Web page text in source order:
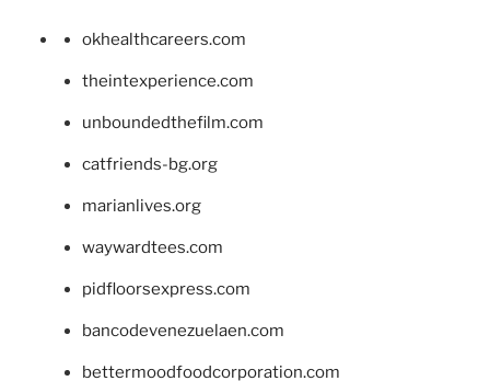
okhealthcareers.com
theintexperience.com
unboundedthefilm.com
catfriends-bg.org
marianlives.org
waywardtees.com
pidfloorsexpress.com
bancodevenezuelaen.com
bettermoodfoodcorporation.com